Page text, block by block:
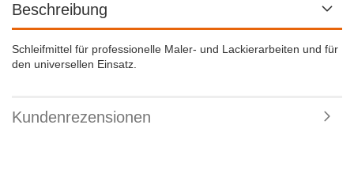
Beschreibung
Schleifmittel für professionelle Maler- und Lackierarbeiten und für
den universellen Einsatz.
Kundenrezensionen